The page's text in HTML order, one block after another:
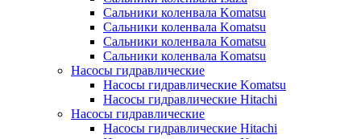
Сальники коленвала Komatsu
Сальники коленвала Komatsu
Сальники коленвала Komatsu
Сальники коленвала Komatsu
Насосы гидравлические
Насосы гидравлические Komatsu
Насосы гидравлические Hitachi
Насосы гидравлические
Насосы гидравлические Hitachi